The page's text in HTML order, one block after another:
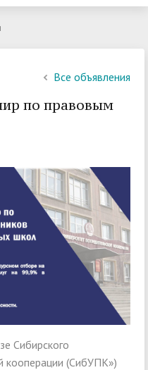
Все объявления
по правовым
Сибирского
кооперации (СибУПК»)